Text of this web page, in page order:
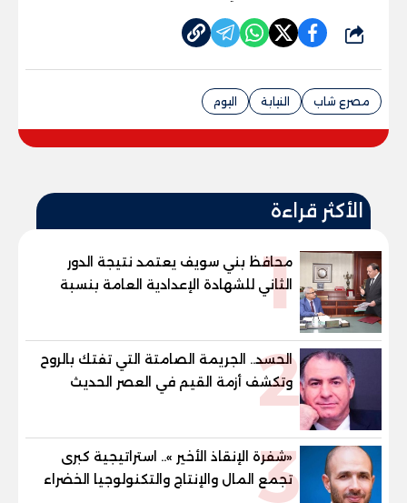
شارك
مصرع شاب النيابة اليوم
الأكثر قراءة
1
محافظ بني سويف يعتمد نتيجة الدور
الثاني للشهادة الإعدادية العامة بنسبة
والنور للمكفوفين
2
الحسد.. الجريمة الصامتة التي تفتك بالروح
وتكشف أزمة القيم في العصر الحديث
3
«شفرة الإنقاذ الأخير ».. استراتيجية كبرى
تجمع المال والإنتاج والتكنولوجيا الخضراء